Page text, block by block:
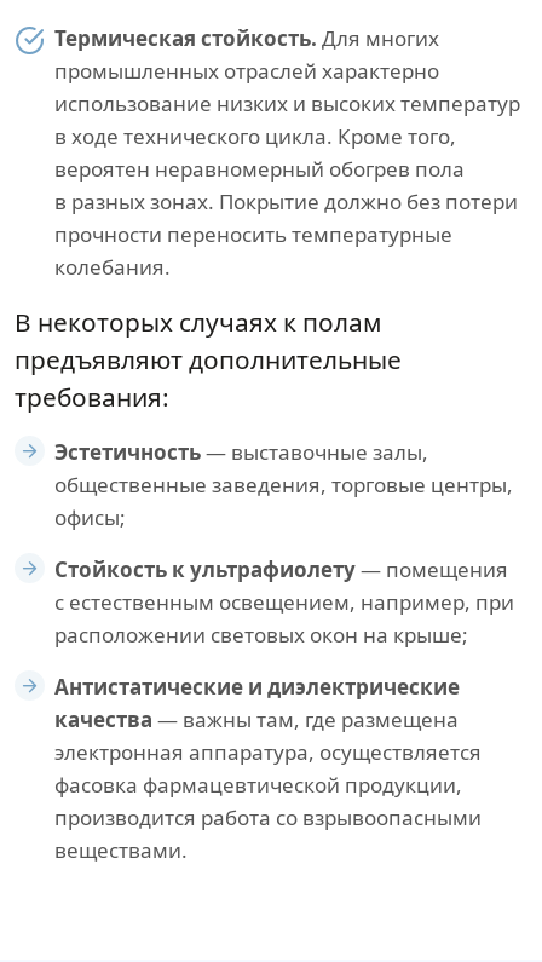
Термическая стойкость. Для многих
промышленных отраслей характерно
использование низких и высоких температур
в ходе технического цикла. Кроме того,
вероятен неравномерный обогрев пола
в разных зонах. Покрытие должно без потери
прочности переносить температурные
колебания.
В некоторых случаях к полам
предъявляют дополнительные
требования:
Эстетичность— выставочные залы,
общественные заведения, торговые центры,
офисы;
Стойкость к ультрафиолету— помещения
с естественным освещением, например, при
расположении световых окон на крыше;
Антистатические и диэлектрические
качества — важны там, где размещена
электронная аппаратура, осуществляется
фасовка фармацевтической продукции,
производится работа со взрывоопасными
веществами.